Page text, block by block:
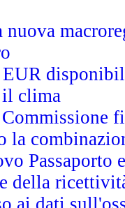
nuova
il clima
la
Passaporto
della
ai dati